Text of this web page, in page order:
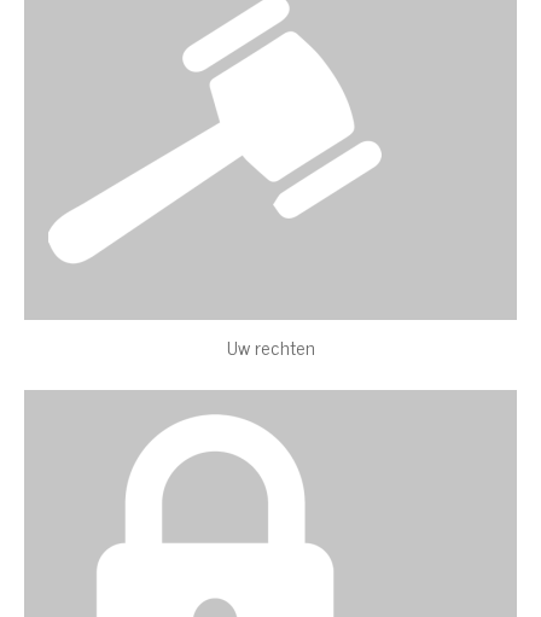
Uw rechten